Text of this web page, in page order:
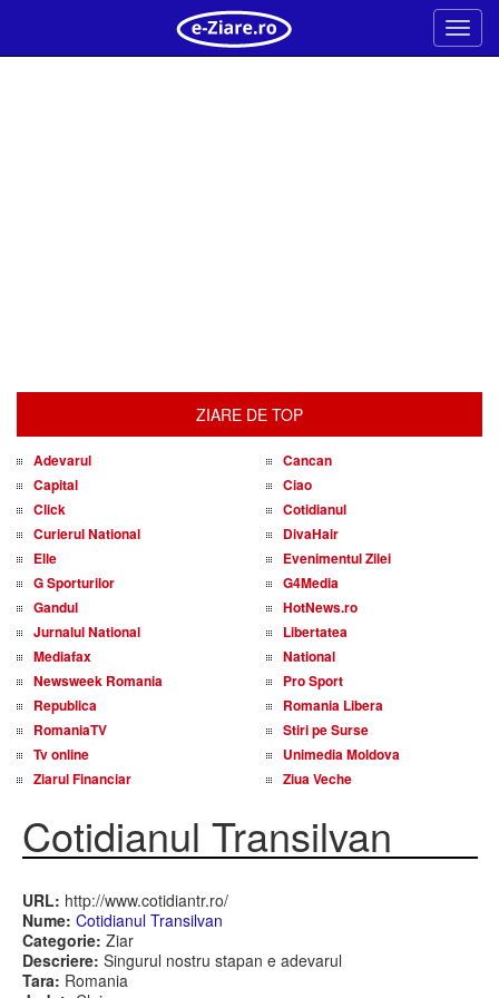
Meniu
ZIARE DE TOP
Adevarul
Cancan
Capital
Ciao
Click
Cotidianul
Curierul National
DivaHair
Elle
Evenimentul Zilei
G Sporturilor
G4Media
Gandul
HotNews.ro
Jurnalul National
Libertatea
Mediafax
National
Newsweek Romania
Pro Sport
Republica
Romania Libera
RomaniaTV
Stiri pe Surse
Tv online
Unimedia Moldova
Ziarul Financiar
Ziua Veche
Cotidianul Transilvan
URL: http://www.cotidiantr.ro/
Nume: Cotidianul Transilvan
Categorie: Ziar
Descriere: Singurul nostru stapan e adevarul
Tara: Romania